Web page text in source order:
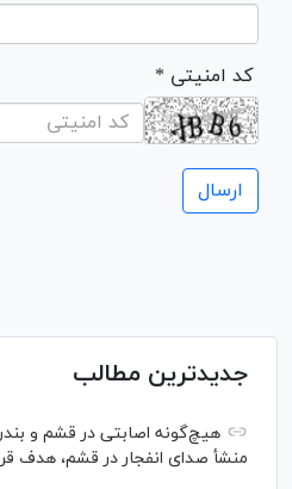
* کد امنیتی
جدیدترین مطالب
هیچ‌گونه اصابتی در قشم و
منشأ صدای انفجار در قشم، هدف